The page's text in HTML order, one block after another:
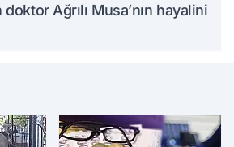
doktor Ağrılı Musa’nın hayalini